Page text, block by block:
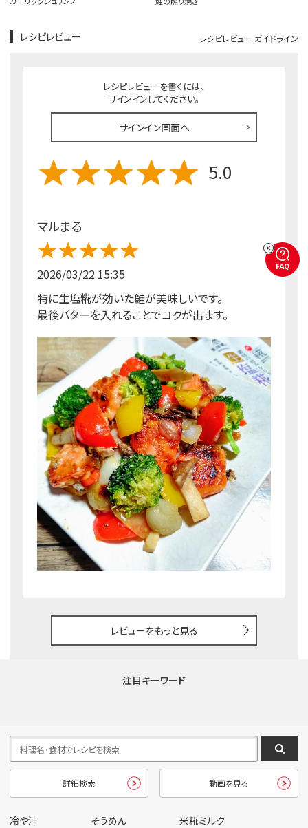
レシピレビュー レシピレビュー ガイドライン
レシピレビューを書くには、
サインインしてください。
サインイン画面へ
5.0
マルまる
2026/03/22 15:35
特に生塩糀が効いた鮭が美味しいです。
最後バターを入れることでコクが出ます。
レビューをもっと見る
注目キーワード
詳細検索 動画を見る
冷や汁 そうめん
米糀ミルク
FAQ